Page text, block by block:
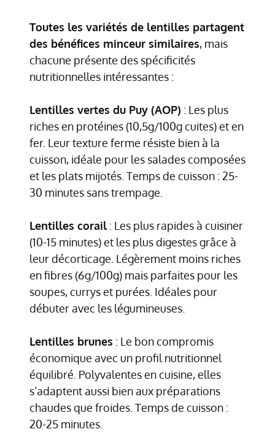
Toutes les variétés de lentilles partagent
des bénéfices minceur similaires, mais
chacune présente des spécificités
nutritionnelles intéressantes :
Lentilles vertes du Puy (AOP) : Les plus
riches en protéines (10,5g/100g cuites) et en
fer. Leur texture ferme résiste bien à la
cuisson, idéale pour les salades composées
et les plats mijotés. Temps de cuisson : 25-
30 minutes sans trempage.
Lentilles corail: Les plus rapides à cuisiner
(10-15 minutes) et les plus digestes grâce à
leur décorticage. Légèrement moins riches
en fibres (6g/100g) mais parfaites pour les
soupes, currys et purées. Idéales pour
débuter avec les légumineuses.
Lentilles brunes : Le bon compromis
économique avec un profil nutritionnel
équilibré. Polyvalentes en cuisine, elles
s’adaptent aussi bien aux préparations
chaudes que froides. Temps de cuisson :
20-25 minutes.